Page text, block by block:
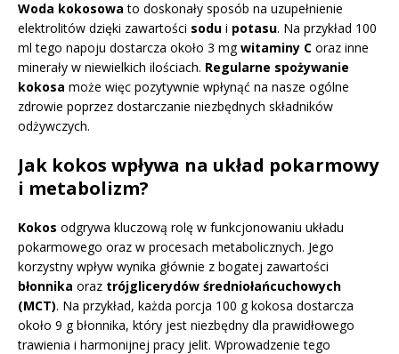
Woda kokosowa to doskonały sposób na uzupełnienie
elektrolitów dzięki zawartości sodu i potasu. Na przykład 100
ml tego napoju dostarcza około 3 mgwitaminy C oraz inne
minerały w niewielkich ilościach. Regularne spożywanie
kokosa może więc pozytywnie wpłynąć na nasze ogólne
zdrowie poprzez dostarczanie niezbędnych składników
odżywczych.
Jak kokos wpływa na układ pokarmowy
i metabolizm?
Kokos odgrywa kluczową rolę w funkcjonowaniu układu
pokarmowego oraz w procesach metabolicznych. Jego
korzystny wpływ wynika głównie z bogatej zawartości
błonnika oraz trójglicerydów średniołańcuchowych
(MCT). Na przykład, każda porcja 100 g kokosa dostarcza
około 9 g błonnika, który jest niezbędny dla prawidłowego
trawienia i harmonijnej pracy jelit. Wprowadzenie tego